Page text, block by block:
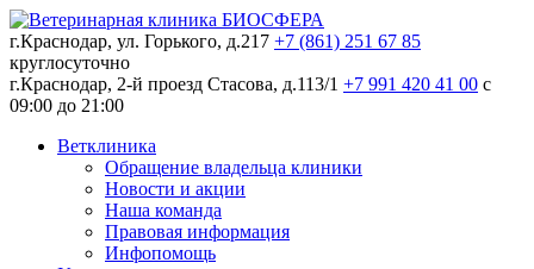
г.Краснодар, ул. Горького, д.217 +7 (861) 251 67 85
круглосуточно
г.Краснодар, 2-й проезд Стасова, д.113/1 +7 991 420 41 00 c
09:00 до 21:00
Ветклиника
Обращение владельца клиники
Новости и акции
Наша команда
Правовая информация
Инфопомощь